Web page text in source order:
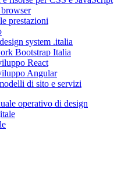
prestazioni
system .italia
Bootstrap Italia
React
Angular
di sito e servizi
operativo di design